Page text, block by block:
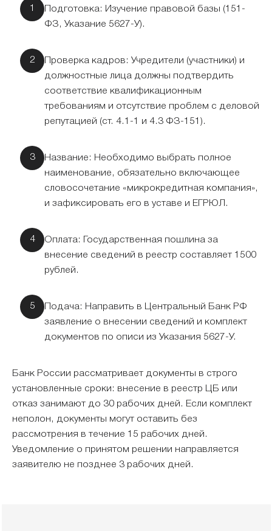
Подготовка: Изучение правовой базы (151-
ФЗ, Указание 5627-У).
Проверка кадров: Учредители (участники) и
должностные лица должны подтвердить
соответствие квалификационным
требованиям и отсутствие проблем с деловой
репутацией (ст. 4.1-1 и 4.3 ФЗ-151).
Название: Необходимо выбрать полное
наименование, обязательно включающее
словосочетание «микрокредитная компания»,
и зафиксировать его в уставе и ЕГРЮЛ.
Оплата: Государственная пошлина за
внесение сведений в реестр составляет 1500
рублей.
Подача: Направить в Центральный Банк РФ
заявление о внесении сведений и комплект
документов по описи из Указания 5627-У.
Банк России рассматривает документы в строго
установленные сроки: внесение в реестр ЦБ или
отказ занимают до 30 рабочих дней. Если комплект
неполон, документы могут оставить без
рассмотрения в течение 15 рабочих дней.
Уведомление о принятом решении направляется
заявителю не позднее 3 рабочих дней.